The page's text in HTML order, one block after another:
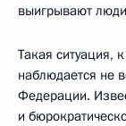
выигрывают
Такая ситуация,
наблюдается не
Федерации.
и